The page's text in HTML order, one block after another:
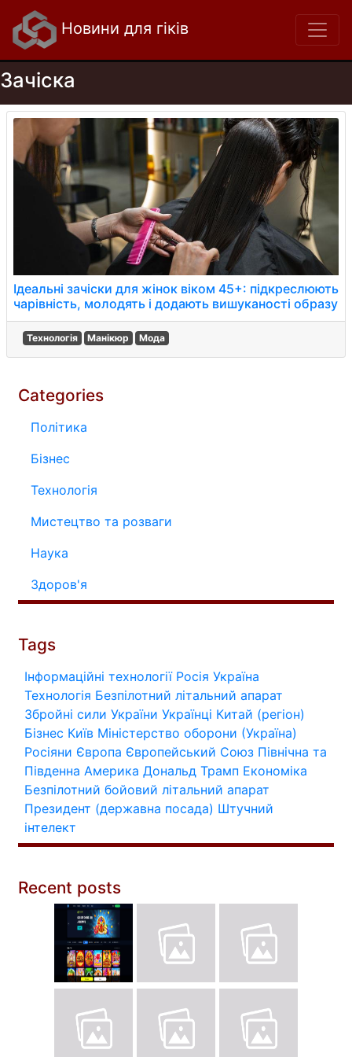
Новини для гіків
Зачіска
Ідеальні зачіски для жінок віком 45+: підкреслюють
чарівність, молодять і додають вишуканості образу
Технологія Манікюр Мода
Categories
Політика
Бізнес
Технологія
Мистецтво та розваги
Наука
Здоров'я
Tags
Інформаційні технології Росія Україна
Технологія Безпілотний літальний апарат
Збройні сили України Українці Китай (регіон)
Бізнес Київ Міністерство оборони (Україна)
Росіяни Європа Європейський Союз Північна та
Південна Америка Дональд Трамп Економіка
Безпілотний бойовий літальний апарат
Президент (державна посада) Штучний
інтелект
Recent posts